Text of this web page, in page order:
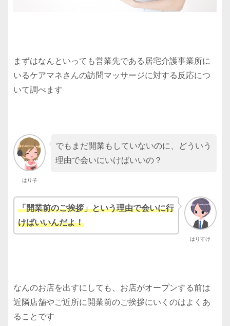
まずはなんといっても営業先である居宅介護事業所に
いるケアマネさんの訪問マッサージに対する反応につ
いて調べます
はり子
でもまだ開業もしていないのに、どういう
理由で会いにいけばいいの？
はりすけ
「開業前のご挨拶」という理由で会いに行
けばいいんだよ！
なんのお店を出すにしても、お店がオープンする前は
近隣店舗やご近所に開業前のご挨拶にいくのはよくあ
ることです